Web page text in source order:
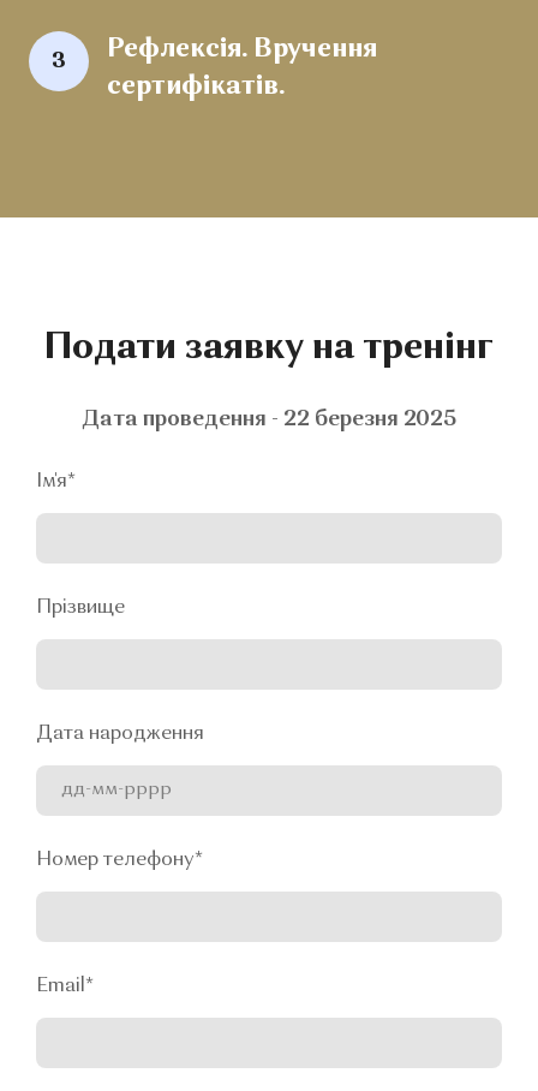
3
Рефлексія. Вручення
сертифікатів.
Подати заявку на тренінг
Дата проведення - 22 березня 2025
Ім'я*
Прізвище
Дата народження
Номер телефону*
Email *